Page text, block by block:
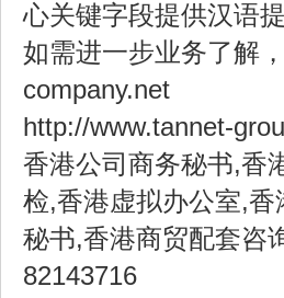
心关键字段提供汉语提
如需进一步业务了解
company.net
http://www.tannet-
香港公司商务秘书,香
检,香港虚拟办公室,
秘书,香港商贸配套咨
82143716